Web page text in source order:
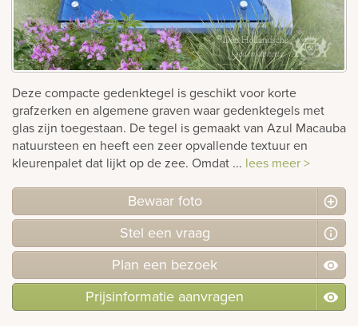
Bekijk
ook:
Deze compacte gedenktegel is geschikt voor korte
grafzerken en algemene graven waar gedenktegels met
glas zijn toegestaan. De tegel is gemaakt van Azul Macauba
natuursteen en heeft een zeer opvallende textuur en
kleurenpalet dat lijkt op de zee. Omdat ... lees meer >
Bewaar foto
Stel een vraag
Plan een bezoek
Prijsinformatie aanvragen